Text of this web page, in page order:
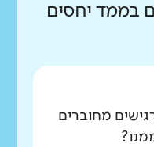
בממד יחסים
מחוברים